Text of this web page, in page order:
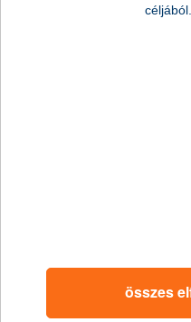
folyamatban lévő/
céljából.
összes